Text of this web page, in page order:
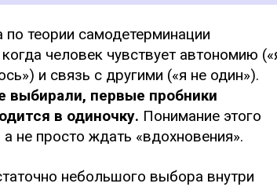
теории самодетерминации
человек чувствует автономию
и связь с другими («я не один»).
выбирали, первые пробники
в одиночку. Понимание этого
не просто ждать «вдохновения».
небольшого выбора внутри